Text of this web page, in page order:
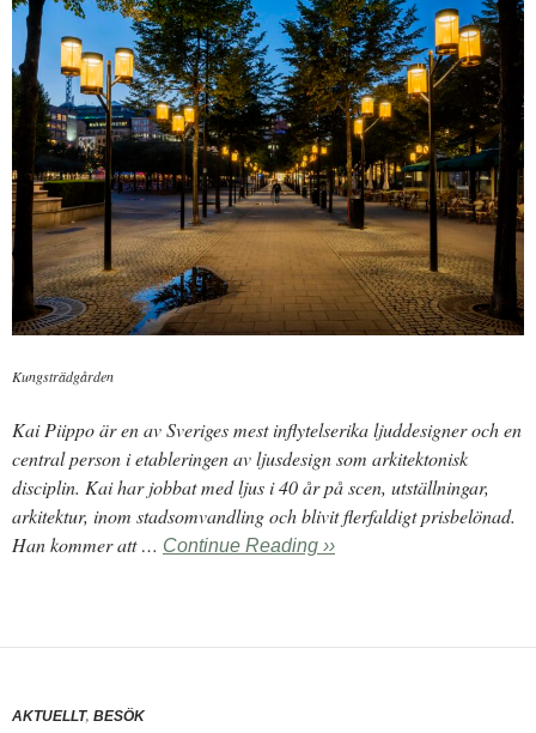
Kungsträdgården
Kai Piippo är en av Sveriges mest inflytelserika ljuddesigner och en
central person i etableringen av ljusdesign som arkitektonisk
disciplin. Kai har jobbat med ljus i 40 år på scen, utställningar,
arkitektur, inom stadsomvandling och blivit flerfaldigt prisbelönad.
Han kommer att … Continue Reading ››
AKTUELLT, BESÖK